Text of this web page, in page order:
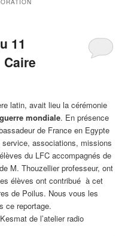
11
Caire
latin, avait lieu la cérémonie
mondiale. En présence
de France en Egypte
associations, missions
du LFC accompagnés de
M. Thouzellier professeur, ont
élèves ont contribué à cet
de Poilus. Nous vous les
ce reportage.
de l’atelier radio